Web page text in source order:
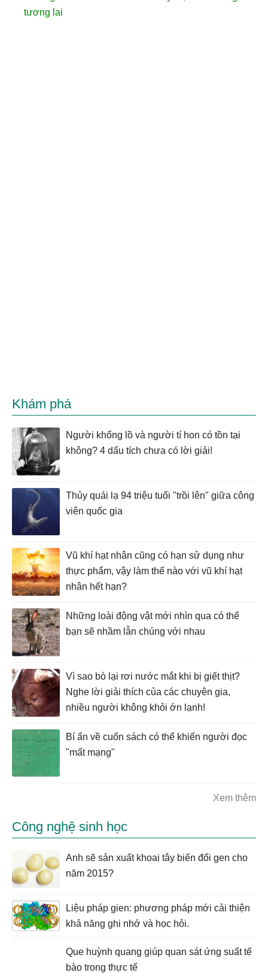
tương lai
Khám phá
Người khổng lồ và người tí hon có tồn tại
không? 4 dấu tích chưa có lời giải!
Thủy quái lạ 94 triệu tuổi "trồi lên" giữa công
viên quốc gia
Vũ khí hạt nhân cũng có hạn sử dụng như
thực phẩm, vậy làm thế nào với vũ khí hạt
nhân hết hạn?
Những loài động vật mới nhìn qua có thể
bạn sẽ nhầm lẫn chúng với nhau
Vì sao bò lại rơi nước mắt khi bị giết thịt?
Nghe lời giải thích của các chuyên gia,
nhiều người không khỏi ớn lạnh!
Bí ẩn về cuốn sách có thể khiến người đọc
"mất mạng"
Xem thêm
Công nghệ sinh học
Anh sẽ sản xuất khoai tây biến đổi gen cho
năm 2015?
Liệu pháp gien: phương pháp mới cải thiện
khả năng ghi nhớ và học hỏi.
Que huỳnh quang giúp quan sát ứng suất tế
bào trong thực tế